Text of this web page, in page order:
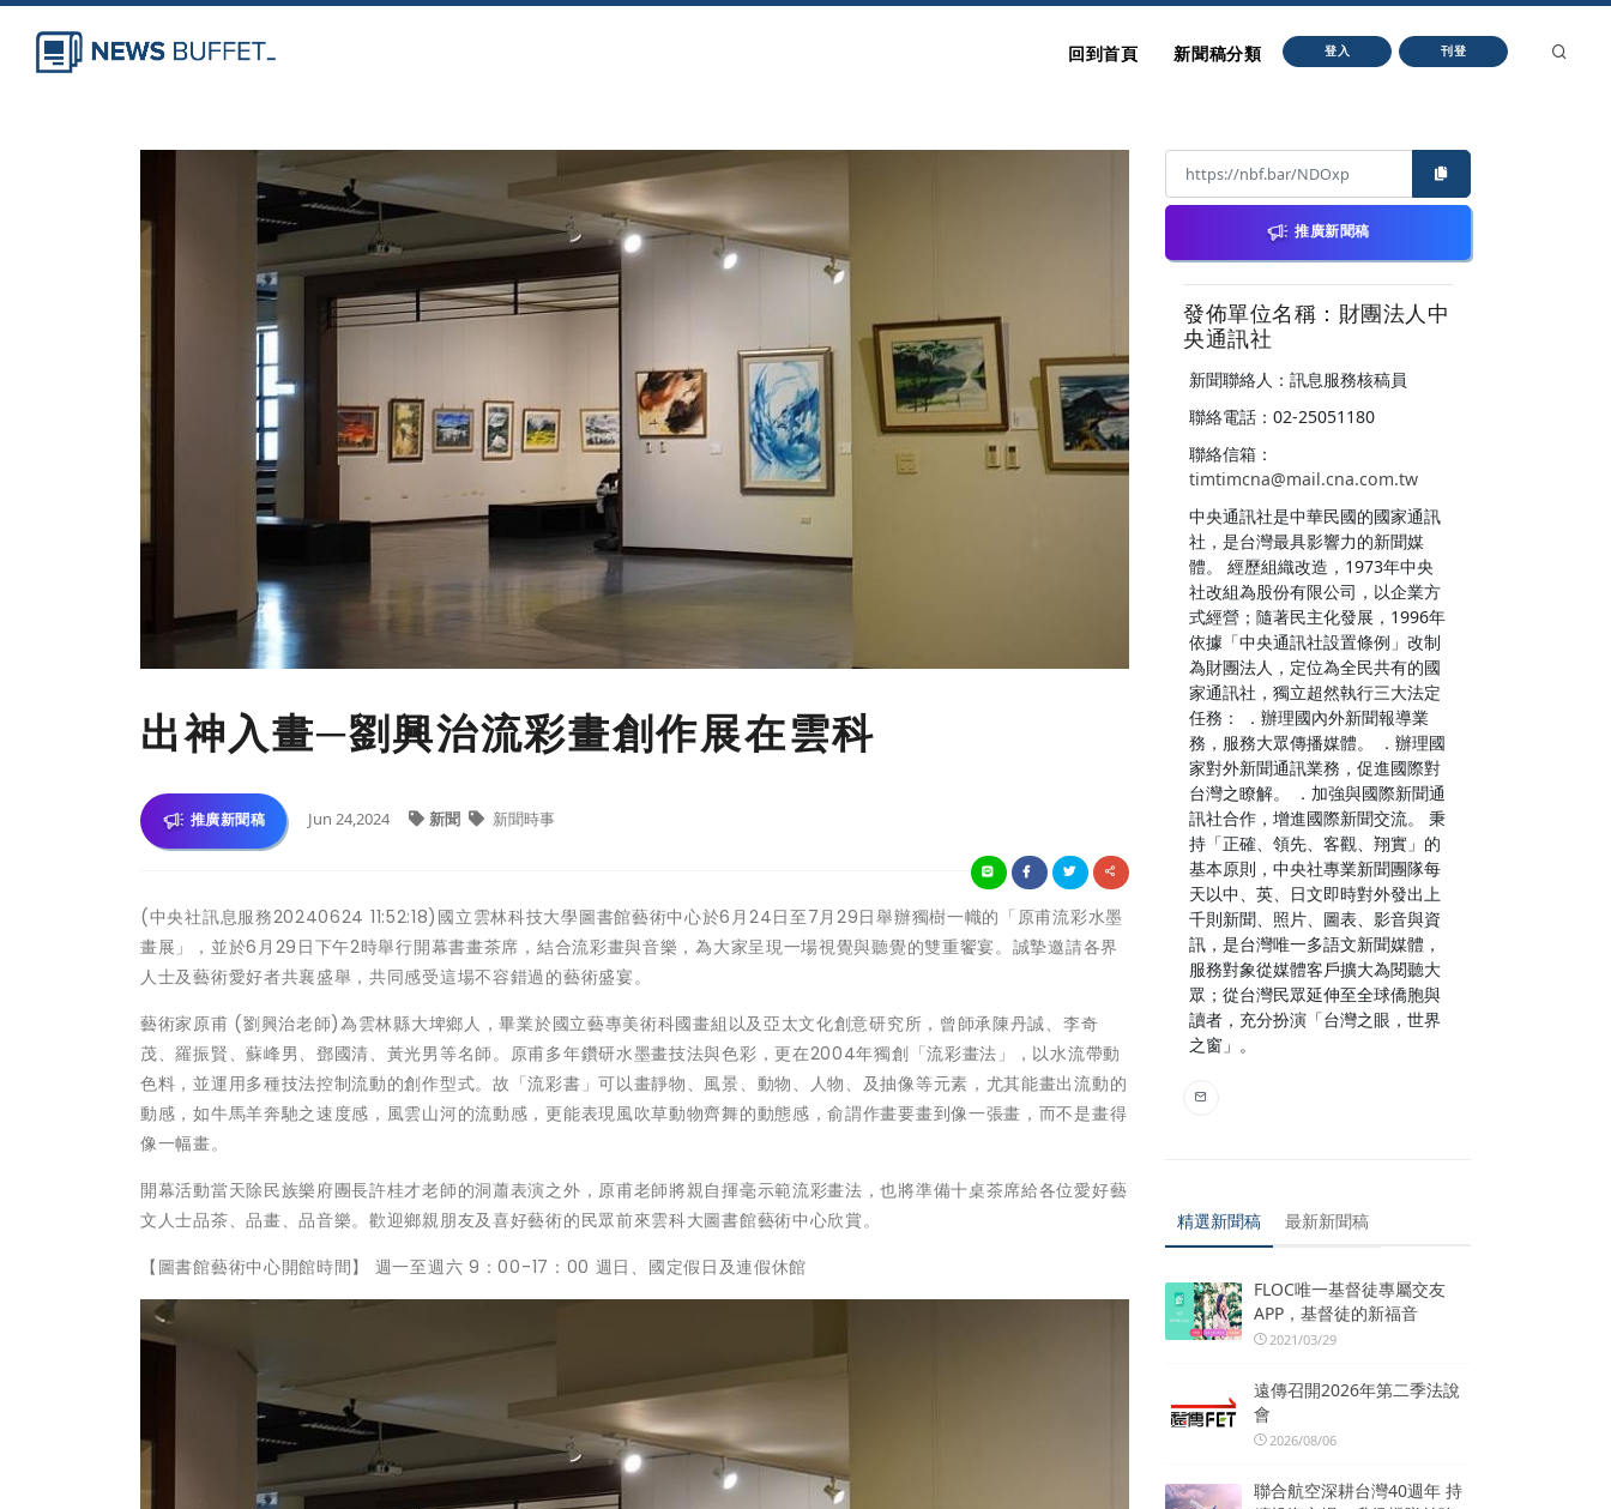
回到首頁 新聞稿分類 登入 刊登
出神入畫─劉興治流彩畫創作展在雲科
推廣新聞稿 Jun 24,2024 新聞 新聞時事
(中央社訊息服務20240624 11:52:18)國立雲林科技大學圖書館藝術中心於6月24日至7月29日舉辦獨樹一幟的「原甫流彩水墨
畫展」，並於6月29日下午2時舉行開幕書畫茶席，結合流彩畫與音樂，為大家呈現一場視覺與聽覺的雙重饗宴。誠摯邀請各界
人士及藝術愛好者共襄盛舉，共同感受這場不容錯過的藝術盛宴。
藝術家原甫 (劉興治老師)為雲林縣大埤鄉人，畢業於國立藝專美術科國畫組以及亞太文化創意研究所，曾師承陳丹誠、李奇
茂、羅振賢、蘇峰男、鄧國清、黃光男等名師。原甫多年鑽研水墨畫技法與色彩，更在2004年獨創「流彩畫法」，以水流帶動
色料，並運用多種技法控制流動的創作型式。故「流彩書」可以畫靜物、風景、動物、人物、及抽像等元素，尤其能畫出流動的
動感，如牛馬羊奔馳之速度感，風雲山河的流動感，更能表現風吹草動物齊舞的動態感，俞謂作畫要畫到像一張畫，而不是畫得
像一幅畫。
開幕活動當天除民族樂府團長許桂才老師的洞蕭表演之外，原甫老師將親自揮毫示範流彩畫法，也將準備十桌茶席給各位愛好藝
文人士品茶、品畫、品音樂。歡迎鄉親朋友及喜好藝術的民眾前來雲科大圖書館藝術中心欣賞。
【圖書館藝術中心開館時間】 週一至週六 9：00-17：00 週日、國定假日及連假休館
推廣新聞稿
發佈單位名稱：財團法人中
央通訊社
新聞聯絡人：訊息服務核稿員
聯絡電話：02-25051180
聯絡信箱：
timtimcna@mail.cna.com.tw
中央通訊社是中華民國的國家通訊
社，是台灣最具影響力的新聞媒
體。 經歷組織改造，1973年中央
社改組為股份有限公司，以企業方
式經營；隨著民主化發展，1996年
依據「中央通訊社設置條例」改制
為財團法人，定位為全民共有的國
家通訊社，獨立超然執行三大法定
任務： ．辦理國內外新聞報導業
務，服務大眾傳播媒體。 ．辦理國
家對外新聞通訊業務，促進國際對
台灣之瞭解。 ．加強與國際新聞通
訊社合作，增進國際新聞交流。 秉
持「正確、領先、客觀、翔實」的
基本原則，中央社專業新聞團隊每
天以中、英、日文即時對外發出上
千則新聞、照片、圖表、影音與資
訊，是台灣唯一多語文新聞媒體，
服務對象從媒體客戶擴大為閱聽大
眾；從台灣民眾延伸至全球僑胞與
讀者，充分扮演「台灣之眼，世界
之窗」。
精選新聞稿 最新新聞稿
FLOC唯一基督徒專屬交友
APP，基督徒的新福音
2021/03/29
遠傳召開2026年第二季法說
會
2026/08/06
聯合航空深耕台灣40週年 持